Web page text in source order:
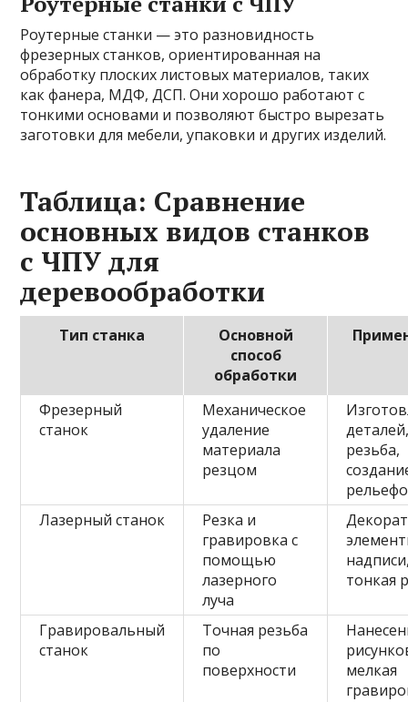
Роутерные станки — это разновидность
фрезерных станков, ориентированная на
обработку плоских листовых материалов, таких
как фанера, МДФ, ДСП. Они хорошо работают с
тонкими основами и позволяют быстро вырезать
заготовки для мебели, упаковки и других изделий.
Таблица: Сравнение
основных видов станков
с ЧПУ для
деревообработки
Тип станка
Основной
способ
обработки
Фрезерный
станок
Механическое
удаление
материала
резцом
резьба,
Лазерный станок
Резка и
гравировка с
помощью
лазерного
луча
тонкая
Гравировальный
станок
Точная резьба
по
поверхности
мелкая